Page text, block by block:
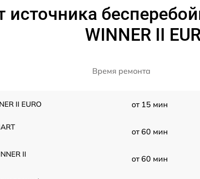
WINNER II
Время ремонта
II EURO от 15 мин
от 60 мин
II
от 60 мин